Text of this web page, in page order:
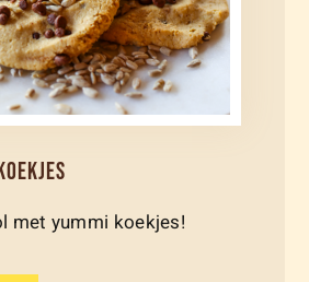
met yummi koekjes!